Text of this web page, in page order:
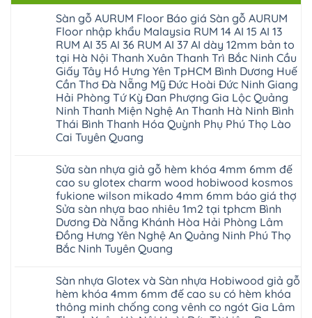
Sàn gỗ AURUM Floor Báo giá Sàn gỗ AURUM
Floor nhập khẩu Malaysia RUM 14 AI 15 AI 13
RUM AI 35 AI 36 RUM AI 37 AI dày 12mm bản to
tại Hà Nội Thanh Xuân Thanh Trì Bắc Ninh Cầu
Giấy Tây Hồ Hưng Yên TpHCM Bình Dương Huế
Cần Thơ Đà Nẵng Mỹ Đức Hoài Đức Ninh Giang
Hải Phòng Tứ Kỳ Đan Phượng Gia Lộc Quảng
Ninh Thanh Miện Nghệ An Thanh Hà Ninh Bình
Thái Bình Thanh Hóa Quỳnh Phụ Phú Thọ Lào
Cai Tuyên Quang
bình
luận
ở
Sàn
gỗ
AURUM
Floor
Báo
giá
Sàn
Floor
nhập
khẩu
Malaysia
RUM
Sửa sàn nhựa giả gỗ hèm khóa 4mm 6mm đế
cao su glotex charm wood hobiwood kosmos
fukione wilson mikado 4mm 6mm báo giá thợ
Sửa sàn nhựa bao nhiêu 1m2 tại tphcm Bình
Dương Đà Nẵng Khánh Hòa Hải Phòng Lâm
Đồng Hưng Yên Nghệ An Quảng Ninh Phú Thọ
Bắc Ninh Tuyên Quang
bình
luận
ở
Sửa
Sàn nhựa Glotex và Sàn nhựa Hobiwood giả gỗ
hèm khóa 4mm 6mm đế cao su có hèm khóa
thông minh chống cong vênh co ngót Gia Lâm